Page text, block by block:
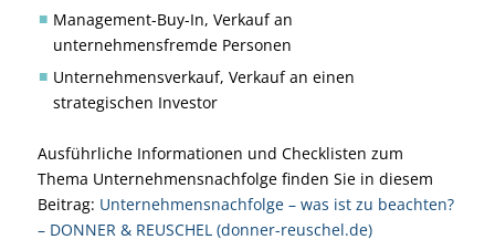
Management-Buy-In, Verkauf an
unternehmensfremde Personen
Unternehmensverkauf, Verkauf an einen
strategischen Investor
Ausführliche Informationen und Checklisten zum
Thema Unternehmensnachfolge finden Sie in diesem
Beitrag: Unternehmensnachfolge – was ist zu beachten?
– DONNER & REUSCHEL (donner-reuschel.de)